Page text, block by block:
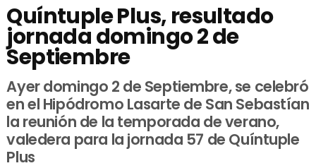
Quíntuple Plus, resultado
jornada domingo 2 de
Septiembre
Ayer domingo 2 de Septiembre, se celebró
en el Hipódromo Lasarte de San Sebastían
la reunión de la temporada de verano,
valedera para la jornada 57 de Quíntuple
Plus